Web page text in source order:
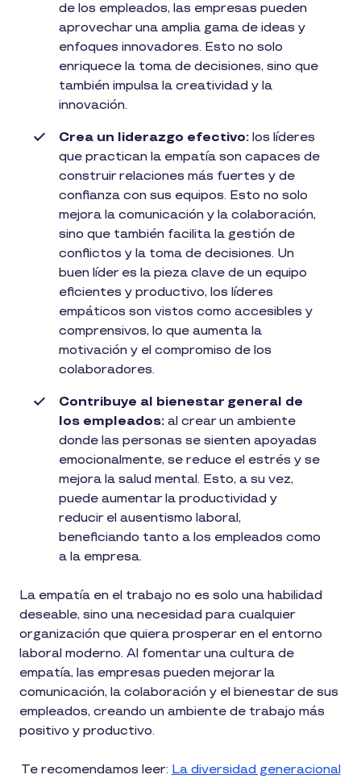
de los empleados, las empresas pueden
aprovechar una amplia gama de ideas y
enfoques innovadores. Esto no solo
enriquece la toma de decisiones, sino que
también impulsa la creatividad y la
innovación.
Crea un liderazgo efectivo: los líderes
que practican la empatía son capaces de
construir relaciones más fuertes y de
confianza con sus equipos. Esto no solo
mejora la comunicación y la colaboración,
sino que también facilita la gestión de
conflictos y la toma de decisiones. Un
buen líder es la pieza clave de un equipo
eficientes y productivo, los líderes
empáticos son vistos como accesibles y
comprensivos, lo que aumenta la
motivación y el compromiso de los
colaboradores.
Contribuye al bienestar general de
los empleados: al crear un ambiente
donde las personas se sienten apoyadas
emocionalmente, se reduce el estrés y se
mejora la salud mental. Esto, a su vez,
puede aumentar la productividad y
reducir el ausentismo laboral,
beneficiando tanto a los empleados como
a la empresa.
La empatía en el trabajo no es solo una habilidad
deseable, sino una necesidad para cualquier
organización que quiera prosperar en el entorno
laboral moderno. Al fomentar una cultura de
empatía, las empresas pueden mejorar la
comunicación, la colaboración y el bienestar de sus
empleados, creando un ambiente de trabajo más
positivo y productivo.
Te recomendamos leer: La diversidad generacional